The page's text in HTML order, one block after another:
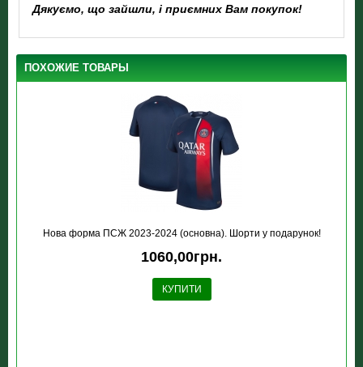
Дякуємо, що зайшли, і приємних Вам покупок!
ПОХОЖИЕ ТОВАРЫ
Нова форма ПСЖ 2023-2024 (основна). Шорти у подарунок!
1060,00грн.
КУПИТИ